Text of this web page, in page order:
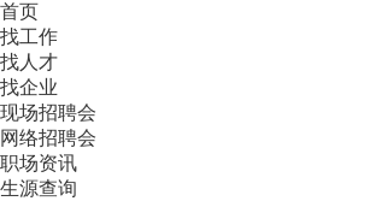
首页
找工作
找人才
找企业
现场招聘会
网络招聘会
职场资讯
生源查询